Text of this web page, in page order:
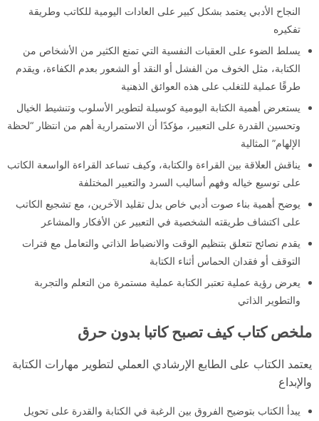
النجاح الأدبي يعتمد بشكل كبير على العادات اليومية للكاتب وطريقة
تفكيره
يسلط الضوء على العقبات النفسية التي تمنع الكثير من الأشخاص من
الكتابة، مثل الخوف من الفشل أو النقد أو الشعور بعدم الكفاءة، ويقدم
طرقًا عملية للتغلب على هذه العوائق الذهنية
يستعرض أهمية الكتابة اليومية كوسيلة لتطوير الأسلوب وتنشيط الخيال
وتحسين القدرة على التعبير، مؤكدًا أن الاستمرارية أهم من انتظار “لحظة
الإلهام” المثالية
يناقش العلاقة بين القراءة والكتابة، وكيف تساعد القراءة الواسعة الكاتب
على توسيع خياله وفهم أساليب السرد والتعبير المختلفة
يوضح أهمية بناء صوت أدبي خاص بدل تقليد الآخرين، مع تشجيع الكاتب
على اكتشاف طريقته الشخصية في التعبير عن الأفكار والمشاعر
يقدم نصائح تتعلق بتنظيم الوقت والانضباط الذاتي والتعامل مع فترات
التوقف أو فقدان الحماس أثناء الكتابة
يعرض رؤية عملية تعتبر الكتابة عملية مستمرة من التعلم والتجربة
والتطوير الذاتي
ملخص كتاب كيف تصبح كاتبا بدون حرق
يعتمد الكتاب على الطابع الإرشادي العملي لتطوير مهارات الكتابة
والإبداع
يبدأ الكتاب بتوضيح الفروق بين الرغبة في الكتابة والقدرة على تحويل